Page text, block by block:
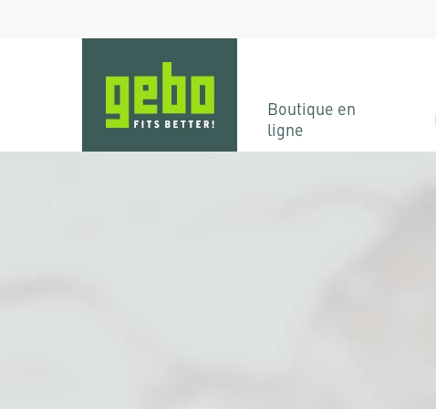
Boutique en
ligne